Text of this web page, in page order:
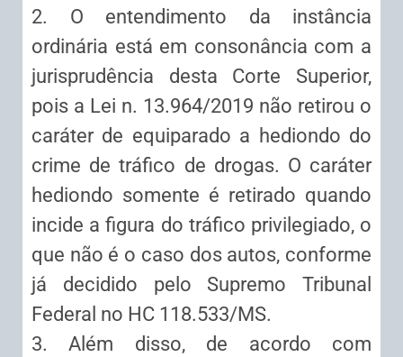
2. O entendimento da instância
ordinária está em consonância com a
jurisprudência desta Corte Superior,
pois a Lei n. 13.964/2019 não retirou o
caráter de equiparado a hediondo do
crime de tráfico de drogas. O caráter
hediondo somente é retirado quando
incide a figura do tráfico privilegiado, o
que não é o caso dos autos, conforme
já decidido pelo Supremo Tribunal
Federal no HC 118.533/MS.
3. Além disso, de acordo com